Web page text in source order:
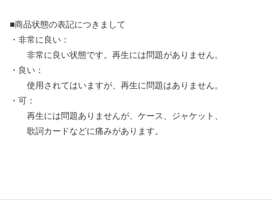
■商品状態の表記につきまして
・非常に良い：
非常に良い状態です。再生には問題がありません。
・良い：
使用されてはいますが、再生に問題はありません。
・可：
再生には問題ありませんが、ケース、ジャケット、
歌詞カードなどに痛みがあります。